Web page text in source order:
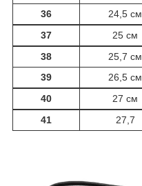
36
24,5 см
37
25 см
38
25,7 см
39
26,5 см
40
27 см
41
27,7